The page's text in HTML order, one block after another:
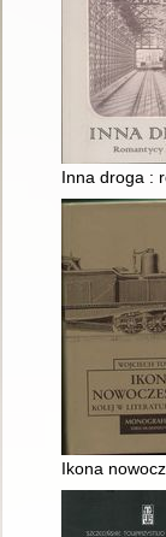
Inna droga :
Ikona